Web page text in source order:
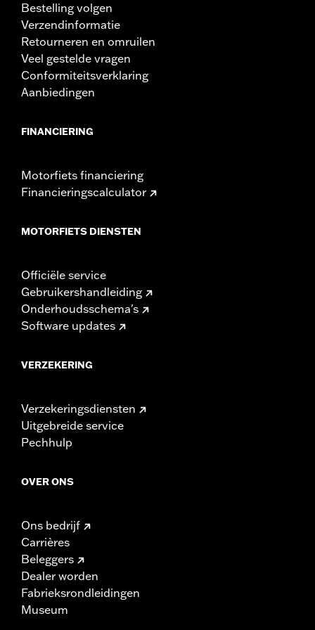
Bestelling volgen
Verzendinformatie
Retourneren en omruilen
Veel gestelde vragen
Conformiteitsverklaring
Aanbiedingen
FINANCIERING
Motorfiets financiering
Financieringscalculator
MOTORFIETS DIENSTEN
Officiële service
Gebruikershandleiding
Onderhoudsschema's
Software updates
VERZEKERING
Verzekeringsdiensten
Uitgebreide service
Pechhulp
OVER ONS
Ons bedrijf
Carrières
Beleggers
Dealer worden
Fabrieksrondleidingen
Museum